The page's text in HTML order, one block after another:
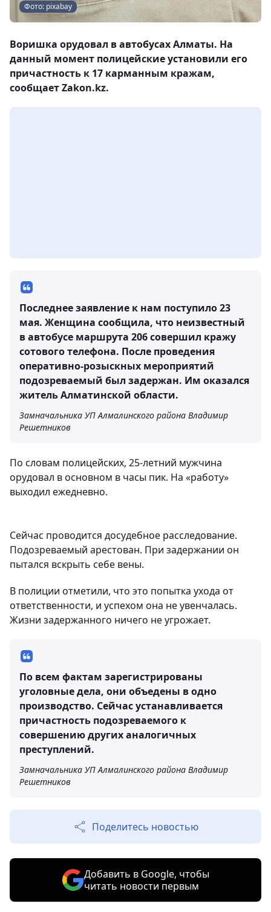
Фото: pixabay
Воришка орудовал в автобусах Алматы. На
данный момент полицейские установили его
причастность к 17 карманным кражам,
сообщает Zakon.kz.
Последнее заявление к нам поступило 23
мая. Женщина сообщила, что неизвестный
в автобусе маршрута 206 совершил кражу
сотового телефона. После проведения
оперативно-розыскных мероприятий
подозреваемый был задержан. Им оказался
житель Алматинской области.
Замначальника УП Алмалинского района Владимир
Решетников
По словам полицейских, 25-летний мужчина
орудовал в основном в часы пик. На «работу»
выходил ежедневно.
Сейчас проводится досудебное расследование.
Подозреваемый арестован. При задержании он
пытался вскрыть себе вены.
В полиции отметили, что это попытка ухода от
ответственности, и успехом она не увенчалась.
Жизни задержанного ничего не угрожает.
По всем фактам зарегистрированы
уголовные дела, они объедены в одно
производство. Сейчас устанавливается
причастность подозреваемого к
совершению других аналогичных
преступлений.
Замначальника УП Алмалинского района Владимир
Решетников
Поделитесь новостью
Добавить в Google, чтобы
читать новости первым